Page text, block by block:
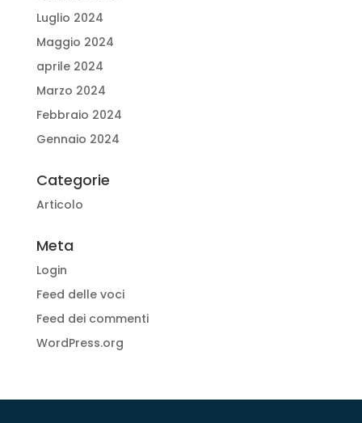
Luglio 2024
Maggio 2024
aprile 2024
Marzo 2024
Febbraio 2024
Gennaio 2024
Categorie
Articolo
Meta
Login
Feed delle voci
Feed dei commenti
WordPress.org